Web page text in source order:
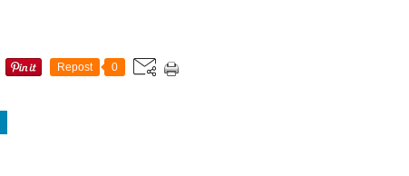
Repost 0